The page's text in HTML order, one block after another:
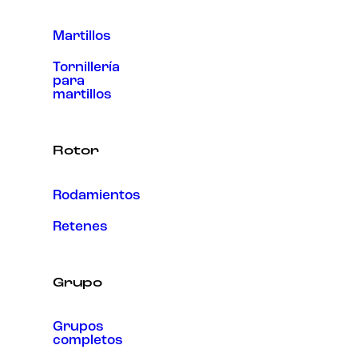
Martillos
Tornillería
para
martillos
Rotor
Rodamientos
Retenes
Grupo
Grupos
completos